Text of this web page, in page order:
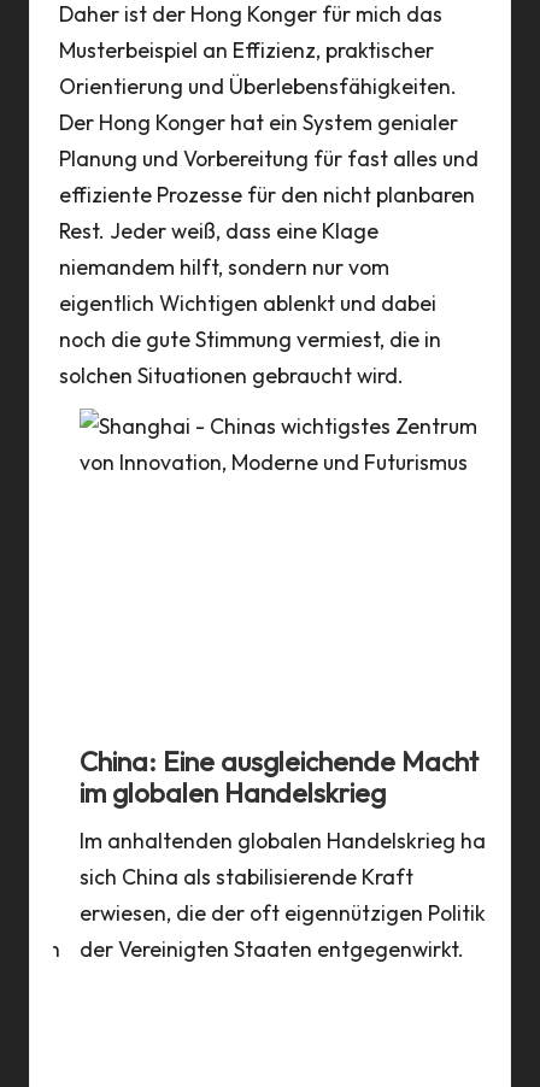
Daher ist der Hong Konger für mich das
Musterbeispiel an Effizienz, praktischer
Orientierung und Überlebensfähigkeiten.
Der Hong Konger hat ein System genialer
Planung und Vorbereitung für fast alles und
effiziente Prozesse für den nicht planbaren
Rest. Jeder weiß, dass eine Klage
niemandem hilft, sondern nur vom
eigentlich Wichtigen ablenkt und dabei
noch die gute Stimmung vermiest, die in
solchen Situationen gebraucht wird.
China: Eine ausgleichende Macht
im globalen Handelskrieg
Im anhaltenden globalen Handelskrieg hat
sich China als stabilisierende Kraft
erwiesen, die der oft eigennützigen Politik
der Vereinigten Staaten entgegenwirkt.